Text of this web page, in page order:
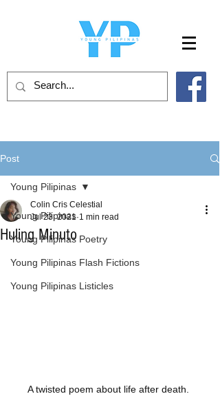
Post
Young Pilipinas
Young Pilipinas Poetry
Young Pilipinas Flash Fictions
Young Pilipinas Listicles
Young Pilipinas
Huling Minuto
Colin Cris Celestial
Jul 23, 2021 1 min read
A twisted poem about life after death.